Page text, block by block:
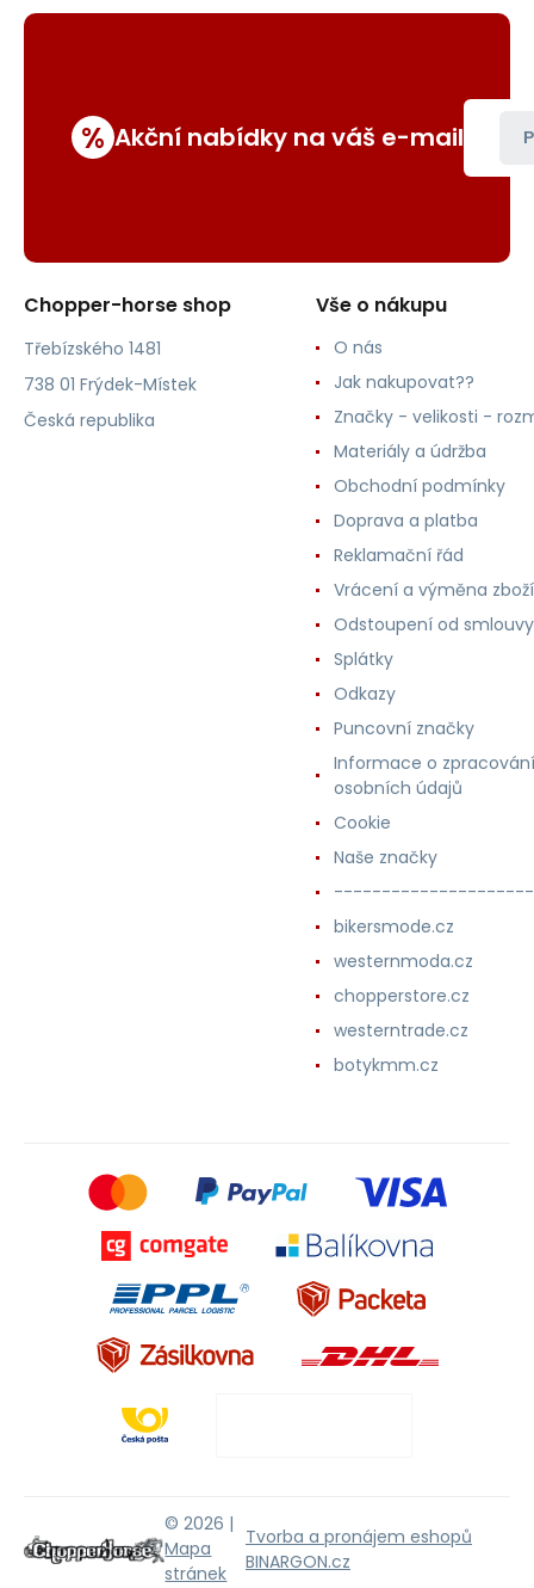
% Akční nabídky na váš e-mail
Chopper-horse shop
Třebízského 1481
738 01 Frýdek-Místek
Česká republika
Vše o nákupu
O nás
Jak nakupovat??
Značky - velikosti -
Materiály a údržba
Obchodní podmínky
Doprava a platba
Reklamační řád
Vrácení a výměna zboží
Odstoupení od smlouvy
Splátky
Odkazy
Puncovní značky
Informace o zpracování
osobních údajů
Cookie
Naše značky
bikersmode.cz
westernmoda.cz
chopperstore.cz
westerntrade.cz
botykmm.cz
© 2026 |
Mapa
stránek
Tvorba a pronájem eshopů
BINARGON.cz